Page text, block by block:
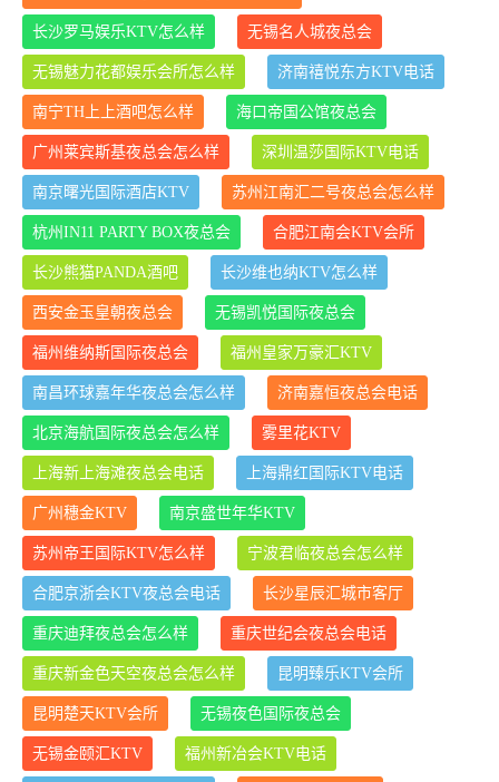
长沙罗马娱乐KTV怎么样 无锡名人城夜总会
无锡魅力花都娱乐会所怎么样 济南禧悦东方KTV电话
南宁TH上上酒吧怎么样 海口帝国公馆夜总会
广州莱宾斯基夜总会怎么样 深圳温莎国际KTV电话
南京曙光国际酒店KTV 苏州江南汇二号夜总会怎么样
杭州IN11 PARTY BOX夜总会 合肥江南会KTV会所
长沙熊猫PANDA酒吧 长沙维也纳KTV怎么样
西安金玉皇朝夜总会 无锡凯悦国际夜总会
福州维纳斯国际夜总会 福州皇家万豪汇KTV
南昌环球嘉年华夜总会怎么样 济南嘉恒夜总会电话
北京海航国际夜总会怎么样 雾里花KTV
上海新上海滩夜总会电话 上海鼎红国际KTV电话
广州穗金KTV 南京盛世年华KTV
苏州帝王国际KTV怎么样 宁波君临夜总会怎么样
合肥京浙会KTV夜总会电话 长沙星辰汇城市客厅
重庆迪拜夜总会怎么样 重庆世纪会夜总会电话
重庆新金色天空夜总会怎么样 昆明臻乐KTV会所
昆明楚天KTV会所 无锡夜色国际夜总会
无锡金颐汇KTV 福州新冶会KTV电话